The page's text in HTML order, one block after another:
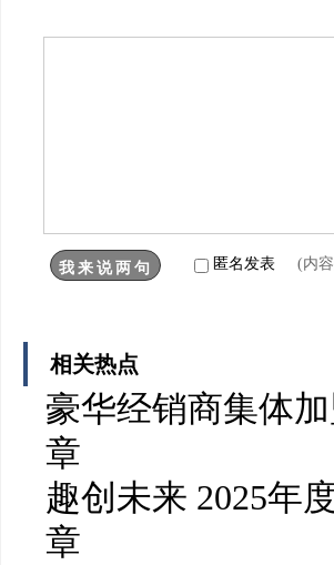
匿名发表 (内
相关热点
豪华经销商集体
章
趣创未来 2025年
章